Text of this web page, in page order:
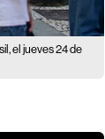
el jueves 24 de